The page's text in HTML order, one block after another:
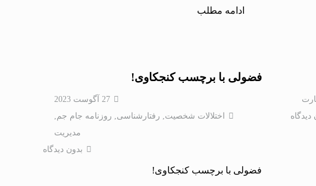
ادامه مطلب
دیدگاه
فضولی با برچسب کنجکاوی!
27 آگوست 2023
اختلالات شخصيت
رفتارشناسی روزنامه جام جم
مدیریت
بدون دیدگاه
فضولی با برچسب کنجکاوی!